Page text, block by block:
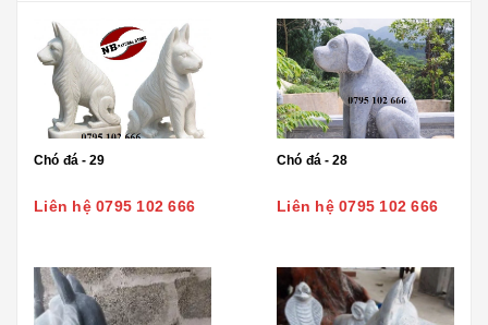
Chó đá - 29
Liên hệ 0795 102 666
Chó đá - 28
Liên hệ 0795 102 666